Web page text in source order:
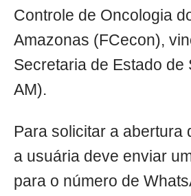
Controle de Oncologia
Amazonas (FCecon),
Secretaria de Estado de
AM).
Para solicitar a abertura
a usuária deve enviar
para o número de